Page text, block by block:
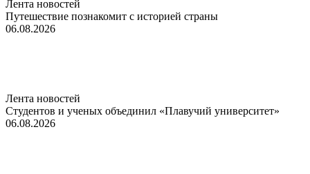
Лента новостей
Путешествие познакомит с историей страны
06.08.2026
Лента новостей
Студентов и ученых объединил «Плавучий университет»
06.08.2026